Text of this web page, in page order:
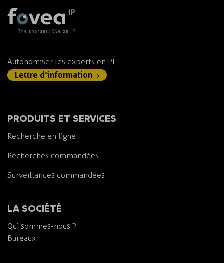
Autonomiser les experts en PI
Lettre d’information
PRODUITS ET SERVICES
Recherche en ligne
Recherches commandées
Surveillances commandées
LA SOCIÉTÉ
Qui sommes-nous ?
Bureaux